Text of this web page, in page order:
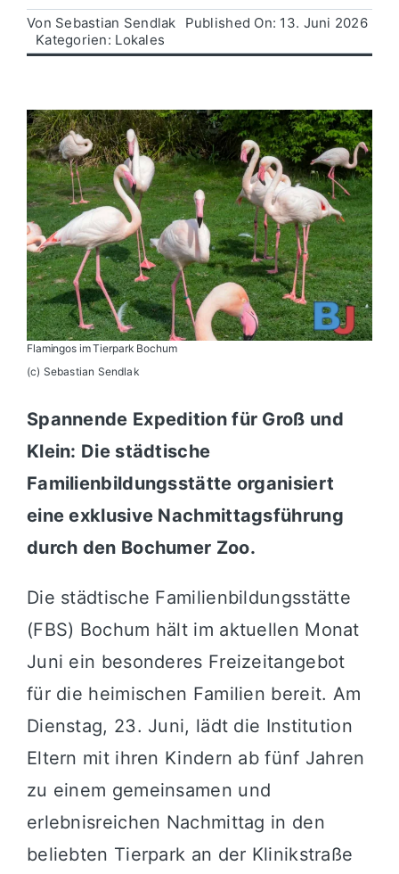
Politik
Von Sebastian Sendlak
Published On: 13. Juni 2026
Kategorien: Lokales
Flamingos im Tierpark Bochum
(c) Sebastian Sendlak
Spannende Expedition für Groß und
Klein: Die städtische
Familienbildungsstätte organisiert
eine exklusive Nachmittagsführung
durch den Bochumer Zoo.
Die städtische Familienbildungsstätte
(FBS) Bochum hält im aktuellen Monat
Juni ein besonderes Freizeitangebot
für die heimischen Familien bereit. Am
Dienstag, 23. Juni, lädt die Institution
Eltern mit ihren Kindern ab fünf Jahren
zu einem gemeinsamen und
erlebnisreichen Nachmittag in den
beliebten Tierpark an der Klinikstraße